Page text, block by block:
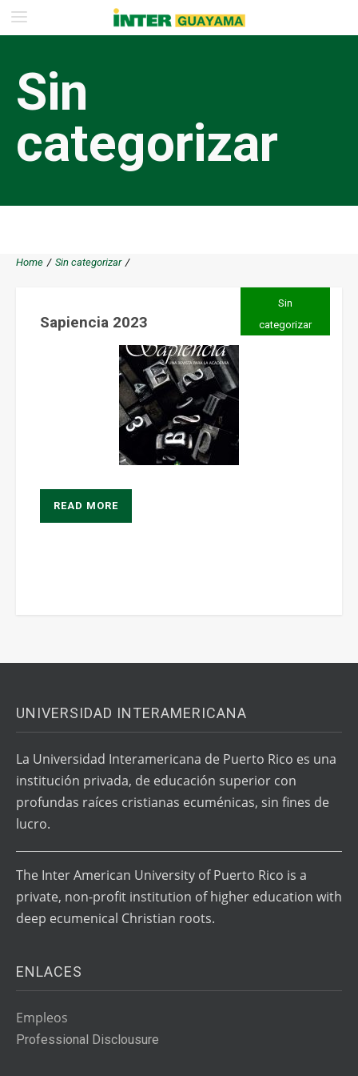
Sin
categorizar
Home / Sin categorizar /
Sin
categorizar
Sapiencia 2023
READ MORE
UNIVERSIDAD INTERAMERICANA
La Universidad Interamericana de Puerto Rico es una
institución privada, de educación superior con
profundas raíces cristianas ecuménicas, sin fines de
lucro.
The Inter American University of Puerto Rico is a
private, non-profit institution of higher education with
deep ecumenical Christian roots.
ENLACES
Empleos
Professional Disclousure